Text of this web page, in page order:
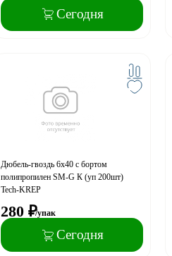
Сегодня
Дюбель-гвоздь 6x40 с бортом
полипропилен SM-G К (уп 200шт)
Tech-KREP
280 ₽/упак
Сегодня